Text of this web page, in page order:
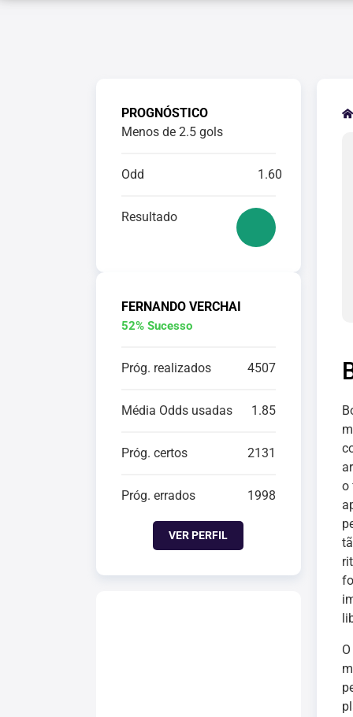
PROGNÓSTICO
Menos de 2.5 gols
Odd 1.60
Resultado
FERNANDO VERCHAI
52% Sucesso
Próg. realizados 4507
Média Odds usadas 1.85
Próg. certos 2131
Próg. errados 1998
VER PERFIL
o
O